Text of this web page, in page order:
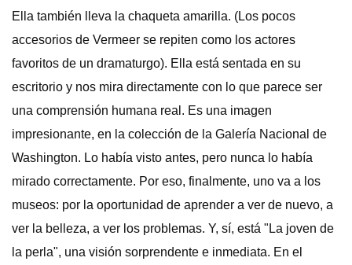
Ella también lleva la chaqueta amarilla. (Los pocos
accesorios de Vermeer se repiten como los actores
favoritos de un dramaturgo). Ella está sentada en su
escritorio y nos mira directamente con lo que parece ser
una comprensión humana real. Es una imagen
impresionante, en la colección de la Galería Nacional de
Washington. Lo había visto antes, pero nunca lo había
mirado correctamente. Por eso, finalmente, uno va a los
museos: por la oportunidad de aprender a ver de nuevo, a
ver la belleza, a ver los problemas. Y, sí, está "La joven de
la perla", una visión sorprendente e inmediata. En el